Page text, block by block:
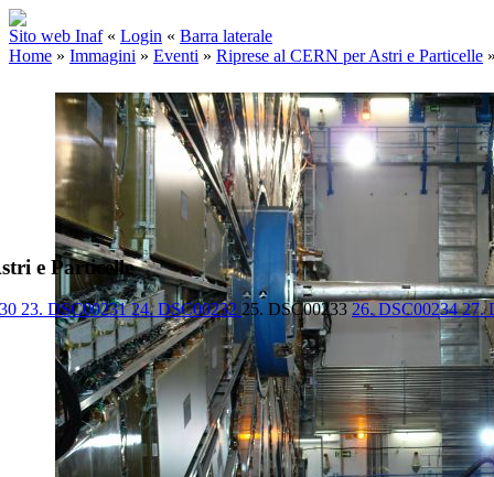
Sito web Inaf « Login « Barra laterale
Home » Immagini » Eventi » Riprese al CERN per Astri e Particelle
e Particelle
23. DSC0023124. DSC00232 25. DSC00233 26. DSC0023427.